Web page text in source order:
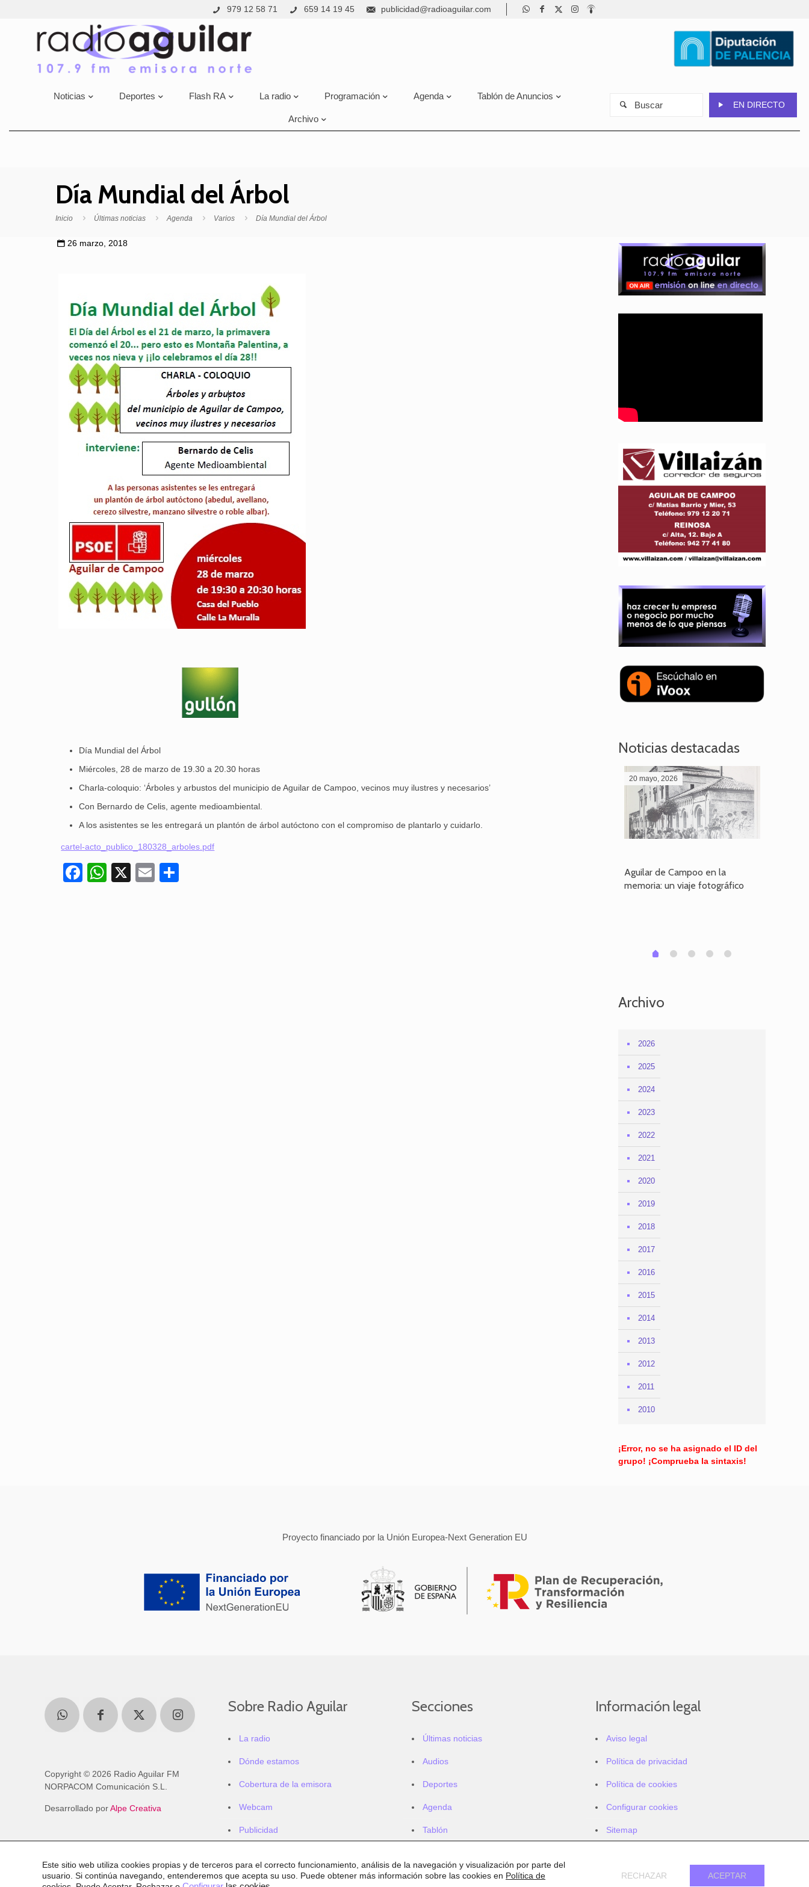
979 12 58 71 659 14 19 45 publicidad@radioaguilar.com
Noticias Deportes Flash RA La radio Programación Agenda Tablón de Anuncios
Archivo
EN DIRECTO
Día Mundial del Árbol
Inicio Últimas noticias Agenda Varios Día Mundial del Árbol
26 marzo, 2018
Día Mundial del Árbol
Miércoles, 28 de marzo de 19.30 a 20.30 horas
Charla-coloquio: ‘Árboles y arbustos del municipio de Aguilar de Campoo, vecinos muy ilustres y necesarios’
Con Bernardo de Celis, agente medioambiental.
A los asistentes se les entregará un plantón de árbol autóctono con el compromiso de plantarlo y cuidarlo.
cartel-acto_publico_180328_arboles.pdf
Facebook
WhatsApp
X Email
Noticias destacadas
20 mayo, 2026
Aguilar de Campoo en la
memoria: un viaje fotográfico
0 1 2 3 4
Archivo
2026
2025
2024
2023
2022
2021
2020
2019
2018
2017
2016
2015
2014
2013
2012
2011
2010
¡Error, no se ha asignado el ID del
grupo! ¡Comprueba la sintaxis!
Proyecto financiado por la Unión Europea-Next Generation EU
Copyright © 2026 Radio Aguilar FM
NORPACOM Comunicación S.L.
Desarrollado porAlpe Creativa
Sobre Radio Aguilar
La radio
Dónde estamos
Cobertura de la emisora
Webcam
Publicidad
Secciones
Últimas noticias
Audios
Deportes
Agenda
Tablón
Información legal
Aviso legal
Política de privacidad
Política de cookies
Configurar cookies
Sitemap
Este sitio web utiliza cookies propias y de terceros para el correcto funcionamiento, análisis de la navegación y visualización por parte del
usuario. Si continúa navegando, entenderemos que acepta su uso. Puede obtener más información sobre las cookies en Política de
ACEPTAR
RECHAZAR